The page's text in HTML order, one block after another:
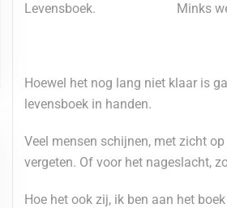
Levensboek. Minks
Hoewel het nog lang niet klaar is
levensboek in handen.
Veel mensen schijnen, met zicht
vergeten. Of voor het nageslacht,
Hoe het ook zij, ik ben aan het